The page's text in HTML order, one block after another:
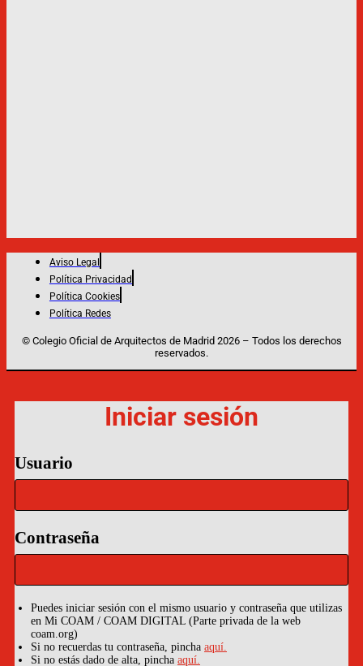
Aviso Legal
Política Privacidad
Política Cookies
Política Redes
© Colegio Oficial de Arquitectos de Madrid 2026 – Todos los derechos
reservados.
Iniciar sesión
Usuario
Contraseña
Puedes iniciar sesión con el mismo usuario y contraseña que utilizas
en Mi COAM / COAM DIGITAL (Parte privada de la web
coam.org)
Si no recuerdas tu contraseña, pincha aquí.
Si no estás dado de alta, pincha aquí.